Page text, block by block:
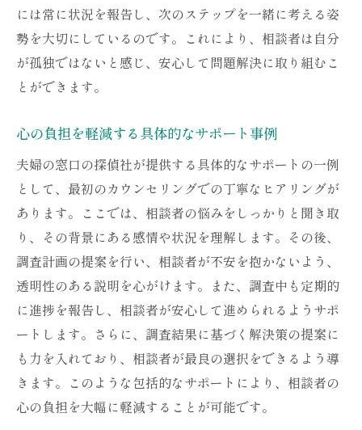
には常に状況を報告し、次のステップを一緒に考える姿
勢を大切にしているのです。これにより、相談者は自分
が孤独ではないと感じ、安心して問題解決に取り組むこ
とができます。
心の負担を軽減する具体的なサポート事例
夫婦の窓口の探偵社が提供する具体的なサポートの一例
として、最初のカウンセリングでの丁寧なヒアリングが
あります。ここでは、相談者の悩みをしっかりと聞き取
り、その背景にある感情や状況を理解します。その後、
調査計画の提案を行い、相談者が不安を抱かないよう、
透明性のある説明を心がけます。また、調査中も定期的
に進捗を報告し、相談者が安心して進められるようサポ
ートします。さらに、調査結果に基づく解決策の提案に
も力を入れており、相談者が最良の選択をできるよう導
きます。このような包括的なサポートにより、相談者の
心の負担を大幅に軽減することが可能です。